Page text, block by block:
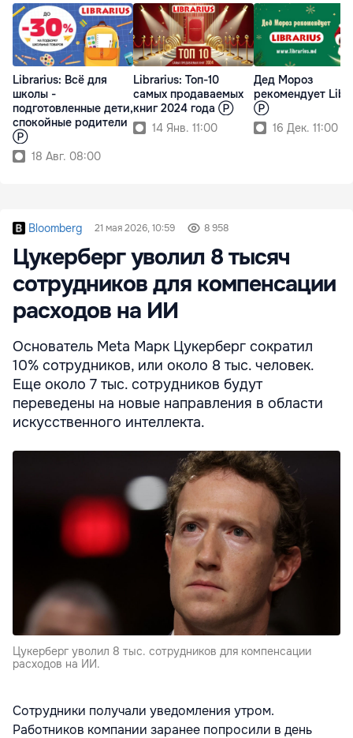
Librarius: Всё для
школы -
подготовленные дети,
спокойные родители
Ⓟ
18 Авг. 08:00
Librarius: Топ-10
самых продаваемых
книг 2024 года Ⓟ
14 Янв. 11:00
Дед Мороз
рекомендует
Ⓟ
16 Дек. 11:00
Bloomberg 21 мая 2026, 10:59 8 958
Цукерберг уволил 8 тысяч
сотрудников для компенсации
расходов на ИИ
Основатель Meta Марк Цукерберг сократил
10% сотрудников, или около 8 тыс. человек.
Еще около 7 тыс. сотрудников будут
переведены на новые направления в области
искусственного интеллекта.
Цукерберг уволил 8 тыс. сотрудников для компенсации
расходов на ИИ.
Сотрудники получали уведомления утром.
Работников компании заранее попросили в день